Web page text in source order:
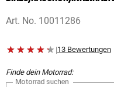
Art. No. 10011286
|13 Bewertungen
Finde dein Motorrad:
Motorrad suchen